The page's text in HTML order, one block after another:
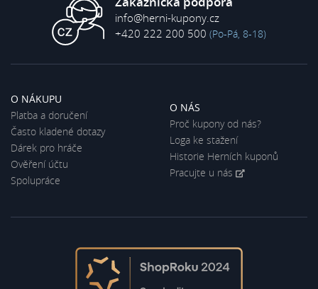
Zákaznická podpora
info@herni-kupony.cz
+420 222 200 500 (Po-Pá, 8-18)
O NÁKUPU
Platba a doručení
Často kladené dotazy
Dárek pro hráče
Ověření účtu
Spolupráce
O NÁS
Proč kupony od nás?
Loga ke stažení
Historie Herních kuponů
Pracujte u nás